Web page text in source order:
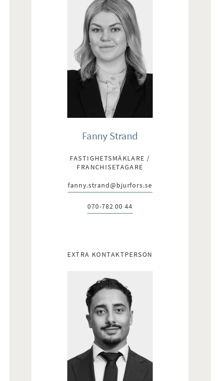
förberett för tvättmaskin.
Fanny Strand
FASTIGHETSMÄKLARE /
FRANCHISETAGARE
E-post:
fanny.strand@bjurfors.se
Telefon:
070-782 00 44
EXTRA KONTAKTPERSON